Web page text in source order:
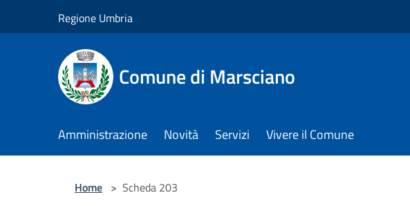
Regione Umbria
Comune di Marsciano
Amministrazione Novità Servizi Vivere il Comune
Home > Scheda 203